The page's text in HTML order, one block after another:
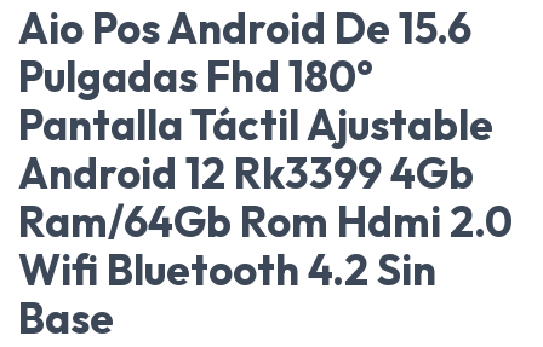
Aio Pos Android De 15.6
Pulgadas Fhd 180°
Pantalla Táctil Ajustable
Android 12 Rk3399 4Gb
Ram/64Gb Rom Hdmi 2.0
Wifi Bluetooth 4.2 Sin
Base